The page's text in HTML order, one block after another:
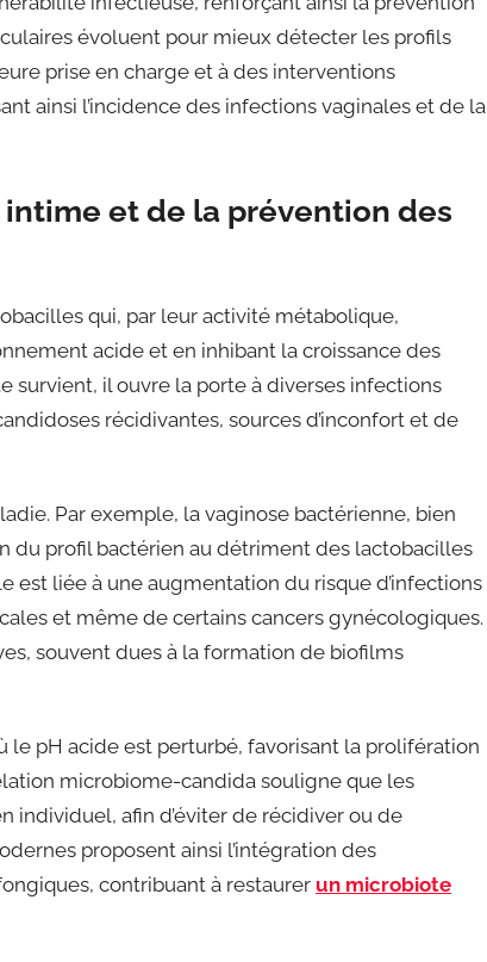
évoluent pour mieux détecter les profils
prise en charge et à des interventions
ainsi l’incidence des infections vaginales et de la
et de la prévention des
qui, par leur activité métabolique,
acide et en inhibant la croissance des
survient, il ouvre la porte à diverses infections
récidivantes, sources d’inconfort et de
Par exemple, la vaginose bactérienne, bien
du profil bactérien au détriment des lactobacilles
est liée à une augmentation du risque d’infections
et même de certains cancers gynécologiques.
souvent dues à la formation de biofilms
le pH acide est perturbé, favorisant la prolifération
microbiome-candida souligne que les
individuel, afin d’éviter de récidiver ou de
proposent ainsi l’intégration des
contribuant à restaurer un microbiote